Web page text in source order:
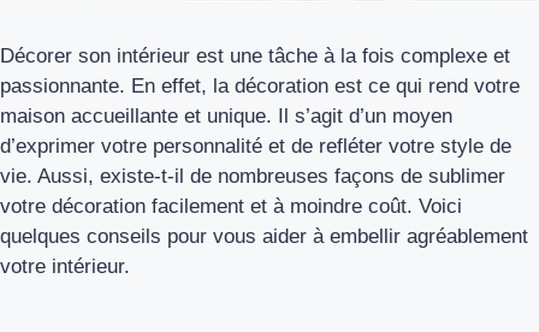
Décorer son intérieur est une tâche à la fois complexe et
passionnante. En effet, la décoration est ce qui rend votre
maison accueillante et unique. Il s’agit d’un moyen
d’exprimer votre personnalité et de refléter votre style de
vie. Aussi, existe-t-il de nombreuses façons de sublimer
votre décoration facilement et à moindre coût. Voici
quelques conseils pour vous aider à embellir agréablement
votre intérieur.